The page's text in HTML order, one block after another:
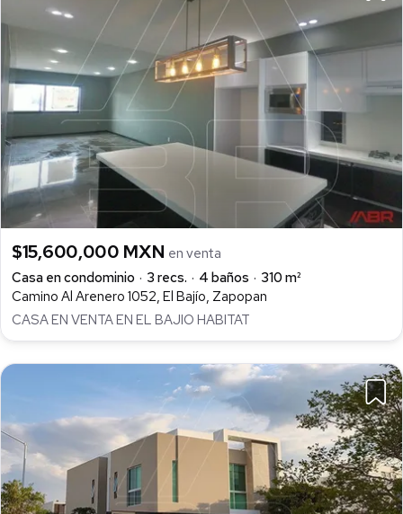
$15,600,000 MXN en venta
Casa en condominio
3 recs. 4 baños
310 m²
Camino Al Arenero 1052, El Bajío, Zapopan
CASA EN VENTA EN EL BAJIO HABITAT